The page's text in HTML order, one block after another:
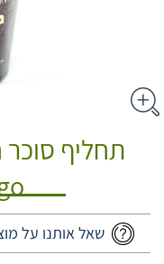
תחליף סוכר
שאל אותנו על